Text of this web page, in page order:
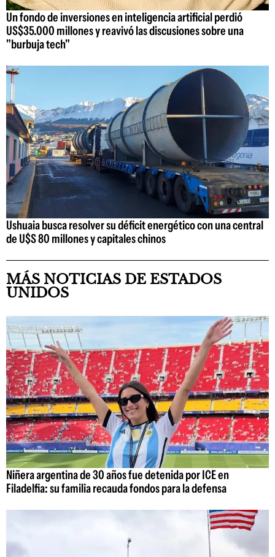
Un fondo de inversiones en inteligencia artificial perdió
US$35.000 millones y reavivó las discusiones sobre una
"burbuja tech"
Ushuaia busca resolver su déficit energético con una central
de U$S 80 millones y capitales chinos
MÁS NOTICIAS DE ESTADOS
UNIDOS
Niñera argentina de 30 años fue detenida por ICE en
Filadelfia: su familia recauda fondos para la defensa